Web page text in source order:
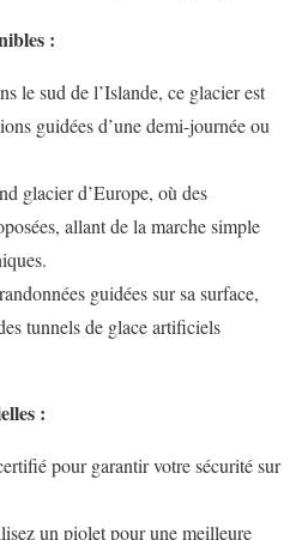
:
le sud de l’Islande, ce glacier est
guidées d’une demi-journée ou
glacier d’Europe, où des
allant de la marche simple
guidées sur sa surface,
tunnels de glace artificiels
:
pour garantir votre sécurité sur
un piolet pour une meilleure